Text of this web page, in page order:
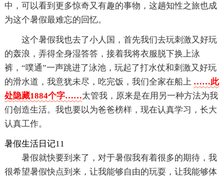
中，可以看到更多惊奇又有趣的事物，这趟知性之旅也成
为这个暑假最难忘的回忆。
这个暑假我也去了小人国，首先我们去玩刺激又好玩
的轰浪，弄得全身湿答答，接着我将衣服脱下换上泳
裤，“噗通”一声跳进了泳池，玩起了打水仗和刺激又好玩
的滑水道，我意犹未尽，吃完饭，我们全家在船上 ……此
处隐藏1884个字……太管我，原来是在用另一种方法为我
们创造生活。我也要以为爸爸榜样，现在认真学习，长大
认真工作。
暑假生活日记11
暑假就快要到来了，对于暑假我有着很多的期待，我
很希望暑假快点到来，让我能够自由的玩耍，让我能够体